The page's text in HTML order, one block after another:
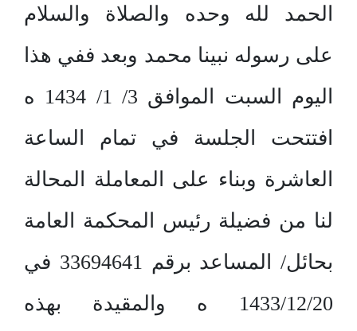
الحمد لله وحده والصلاة والسلام
على رسوله نبينا محمد وبعد ففي هذا
اليوم السبت الموافق 3/ 1/ 1434 ه
افتتحت الجلسة في تمام الساعة
العاشرة وبناء على المعاملة المحالة
لنا من فضيلة رئيس المحكمة العامة
بحائل/ المساعد برقم 33694641 في
1433/12/20 ه والمقيدة بهذه